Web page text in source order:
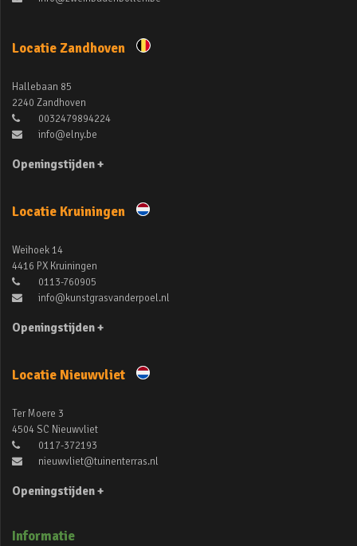
Locatie Zandhoven
Hallebaan 85
2240 Zandhoven
0032479894224
info@elny.be
Openingstijden +
Locatie Kruiningen
Weihoek 14
4416 PX Kruiningen
0113-760905
info@kunstgrasvanderpoel.nl
Openingstijden +
Locatie Nieuwvliet
Ter Moere 3
4504 SC Nieuwvliet
0117-372193
nieuwvliet@tuinenterras.nl
Openingstijden +
Informatie